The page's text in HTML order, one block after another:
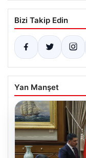
Bizi Takip Edin
Yan Manşet